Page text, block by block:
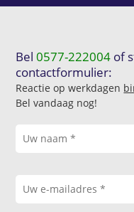
Bel0577-222004 of
contactformulier:
Reactie op werkdagen
Bel vandaag nog!